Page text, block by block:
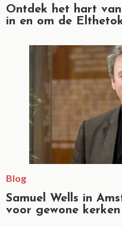
Ontdek het hart
in en om de
Blog
Samuel Wells in
voor gewone